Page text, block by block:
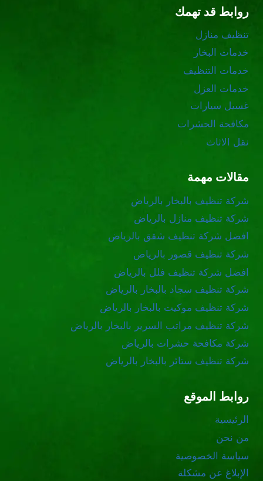
روابط قد تهمك
تنظيف منازل
خدمات البخار
خدمات التنظيف
خدمات العزل
غسيل سيارات
مكافحة الحشرات
نقل الاثاث
مقالات مهمة
شركة تنظيف بالبخار بالرياض
شركة تنظيف منازل بالرياض
افضل شركة تنظيف شقق بالرياض
شركة تنظيف قصور بالرياض
افضل شركة تنظيف فلل بالرياض
شركة تنظيف سجاد بالبخار بالرياض
شركة تنظيف موكيت بالبخار بالرياض
شركة تنظيف مراتب السرير بالبخار بالرياض
شركة مكافحة حشرات بالرياض
شركة تنظيف ستائر بالبخار بالرياض
روابط الموقع
الرئيسية
من نحن
سياسة الخصوصية
الإبلاغ عن مشكلة